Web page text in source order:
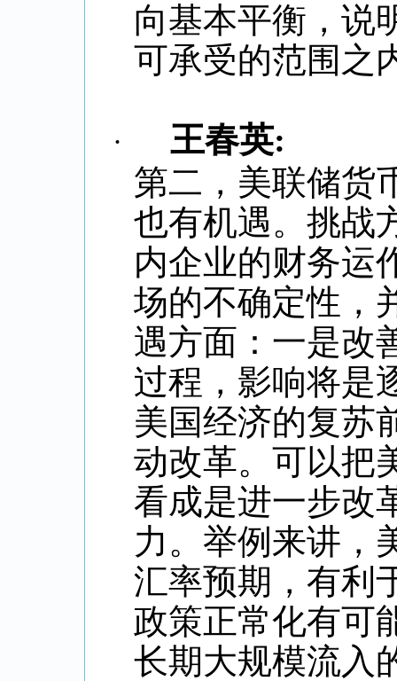
向基本平衡，说
可承受的范围之
· 王春英:
第二，美联储货
也有机遇。挑战
内企业的财务运
场的不确定性，
遇方面：一是改
过程，影响将是
美国经济的复苏
动改革。可以把
看成是进一步改
力。举例来讲，
汇率预期，有利
政策正常化有可
长期大规模流入